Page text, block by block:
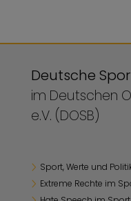
Deutsche
im Deutschen
e.V. (DOSB)
Sport, Werte und
Extreme Rechte im